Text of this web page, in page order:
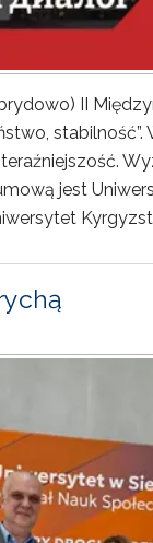
II
jest